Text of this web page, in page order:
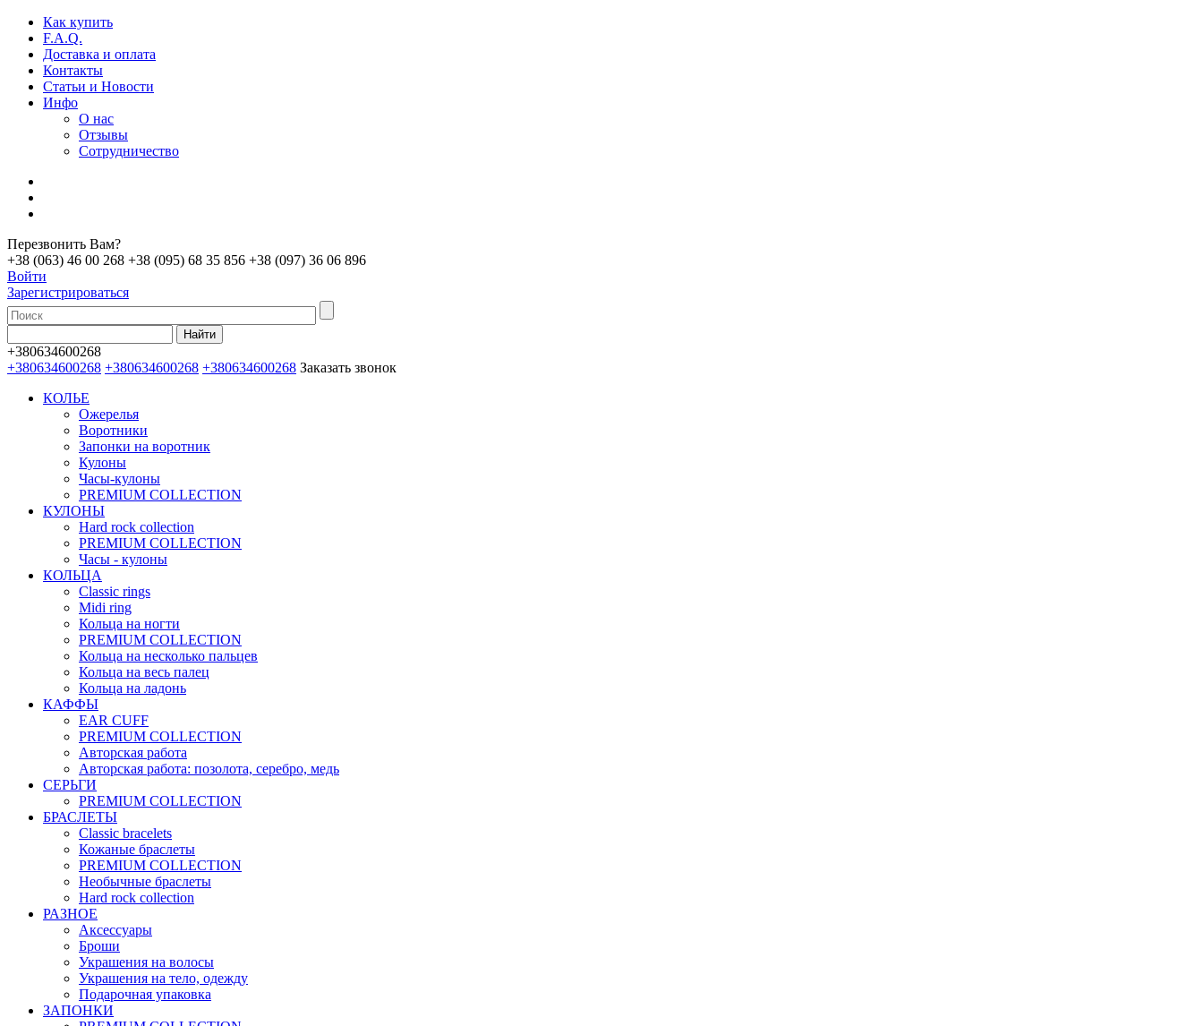
Как купить
F.A.Q.
Доставка и оплата
Контакты
Статьи и Новости
Инфо
О нас
Отзывы
Сотрудничество
Перезвонить Вам?
+38 (063) 46 00 268 +38 (095) 68 35 856 +38 (097) 36 06 896
Войти
Зарегистрироваться
+380634600268
+380634600268 +380634600268 +380634600268 Заказать звонок
КОЛЬЕ
Ожерелья
Воротники
Запонки на воротник
Кулоны
Часы-кулоны
PREMIUM COLLECTION
КУЛОНЫ
Hard rock collection
PREMIUM COLLECTION
Часы - кулоны
КОЛЬЦА
Classic rings
Midi ring
Кольца на ногти
PREMIUM COLLECTION
Кольца на несколько пальцев
Кольца на весь палец
Кольца на ладонь
КАФФЫ
EAR CUFF
PREMIUM COLLECTION
Авторская работа
Авторская работа: позолота, серебро, медь
СЕРЬГИ
PREMIUM COLLECTION
БРАСЛЕТЫ
Classic bracelets
Кожаные браслеты
PREMIUM COLLECTION
Необычные браслеты
Hard rock collection
РАЗНОЕ
Аксессуары
Броши
Украшения на волосы
Украшения на тело, одежду
Подарочная упаковка
ЗАПОНКИ